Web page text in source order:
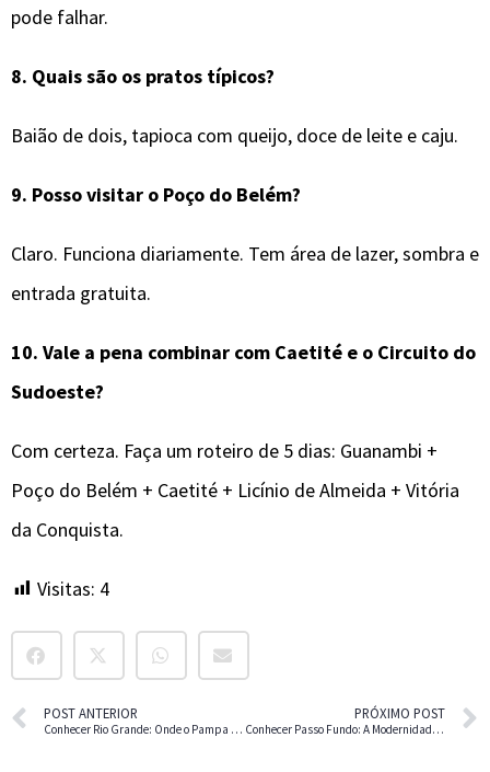
pode falhar.
8. Quais são os pratos típicos?
Baião de dois, tapioca com queijo, doce de leite e caju.
9. Posso visitar o Poço do Belém?
Claro. Funciona diariamente. Tem área de lazer, sombra e
entrada gratuita.
10. Vale a pena combinar com Caetité e o Circuito do
Sudoeste?
Com certeza. Faça um roteiro de 5 dias: Guanambi +
Poço do Belém + Caetité + Licínio de Almeida + Vitória
da Conquista.
Visitas: 4
POST ANTERIOR
Conhecer Rio Grande: Onde o Pampa Encontra o Atlântico
PRÓXIMO POST
Conhecer Passo Fundo: A Modernidade no Norte do RS